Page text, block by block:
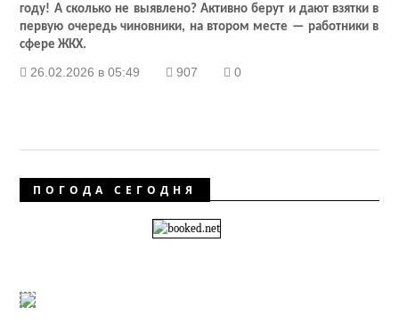
году! А сколько не выявлено? Активно берут и дают взятки в
первую очередь чиновники, на втором месте — работники в
сфере ЖКХ.
26.02.2026 в 05:49 907 0
ПОГОДА СЕГОДНЯ